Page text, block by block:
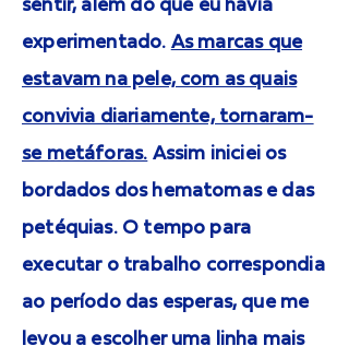
sentir, além do que eu havia
experimentado. As marcas que
estavam na pele, com as quais
convivia diariamente, tornaram-
se metáforas. Assim iniciei os
bordados dos hematomas e das
petéquias. O tempo para
executar o trabalho correspondia
ao período das esperas, que me
levou a escolher uma linha mais